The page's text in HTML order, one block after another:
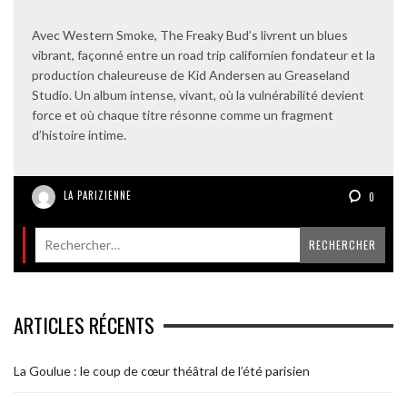
Avec Western Smoke, The Freaky Bud’s livrent un blues
vibrant, façonné entre un road trip californien fondateur et la
production chaleureuse de Kid Andersen au Greaseland
Studio. Un album intense, vivant, où la vulnérabilité devient
force et où chaque titre résonne comme un fragment
d’histoire intime.
LA PARIZIENNE 0
ARTICLES RÉCENTS
La Goulue : le coup de cœur théâtral de l’été parisien